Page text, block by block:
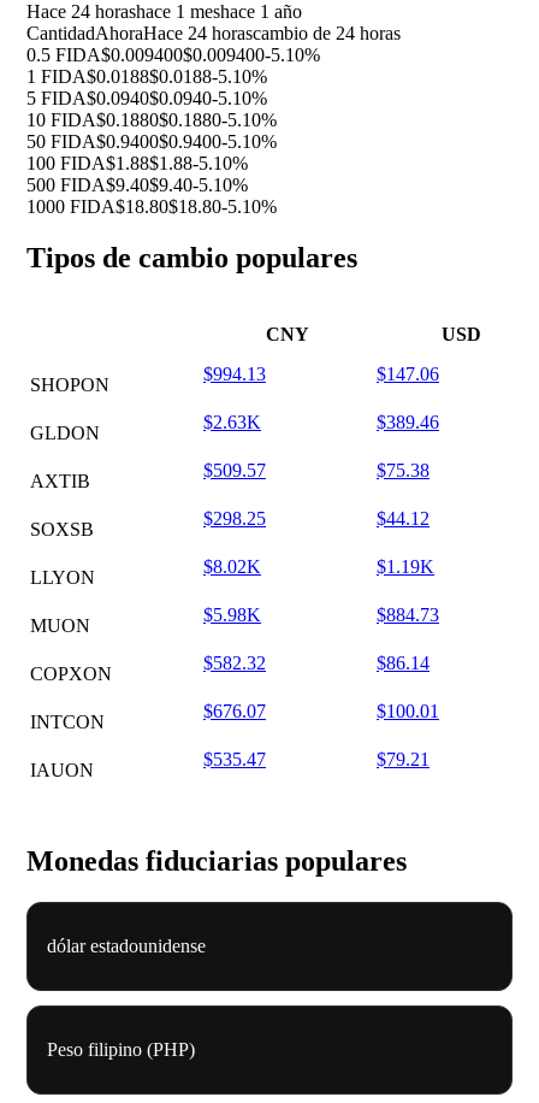
Hace 24 horashace 1 meshace 1 año
CantidadAhoraHace 24 horascambio de 24 horas
0.5 FIDA$0.009400$0.009400-5.10%
1 FIDA$0.0188$0.0188-5.10%
5 FIDA$0.0940$0.0940-5.10%
10 FIDA$0.1880$0.1880-5.10%
50 FIDA$0.9400$0.9400-5.10%
100 FIDA$1.88$1.88-5.10%
500 FIDA$9.40$9.40-5.10%
1000 FIDA$18.80$18.80-5.10%
Tipos de cambio populares
CNY USD
SHOPON
$994.13 $147.06
GLDON
$2.63K $389.46
AXTIB
$509.57 $75.38
SOXSB
$298.25 $44.12
LLYON
$8.02K $1.19K
MUON
$5.98K $884.73
COPXON
$582.32 $86.14
INTCON
$676.07 $100.01
IAUON
$535.47 $79.21
Monedas fiduciarias populares
dólar estadounidense
Peso filipino (PHP)